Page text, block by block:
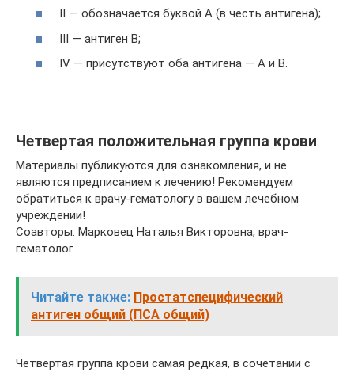
II — обозначается буквой А (в честь антигена);
III — антиген В;
IV — присутствуют оба антигена — А и В.
Четвертая положительная группа крови
Материалы публикуются для ознакомления, и не
являются предписанием к лечению! Рекомендуем
обратиться к врачу-гематологу в вашем лечебном
учреждении!
Соавторы: Марковец Наталья Викторовна, врач-
гематолог
Читайте также: Простатспецифический
антиген общий (ПСА общий)
Четвертая группа крови самая редкая, в сочетании с